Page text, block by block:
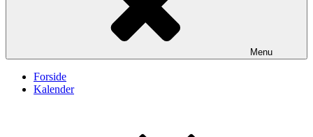
Menu
Forside
Kalender